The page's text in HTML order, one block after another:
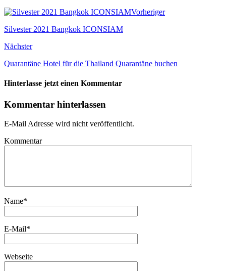
Vorheriger
Silvester 2021 Bangkok ICONSIAM
Nächster
Quarantäne Hotel für die Thailand Quarantäne buchen
Hinterlasse jetzt einen Kommentar
Kommentar hinterlassen
E-Mail Adresse wird nicht veröffentlicht.
Kommentar
Name*
E-Mail*
Webseite